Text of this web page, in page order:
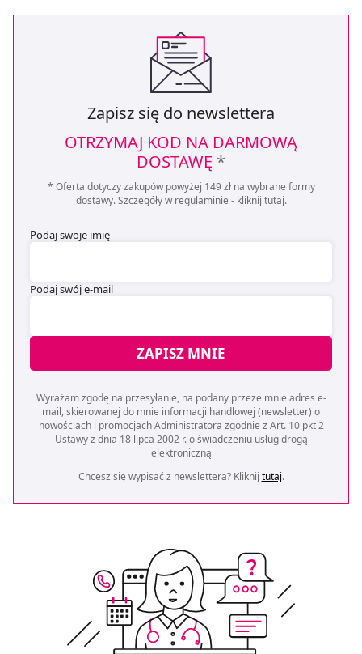
Zapisz się do newslettera
OTRZYMAJ KOD NA DARMOWĄ
DOSTAWĘ *
* Oferta dotyczy zakupów powyżej 149 zł na wybrane formy
dostawy. Szczegóły w regulaminie - kliknij tutaj.
Podaj swoje imię
Podaj swój e-mail
ZAPISZ MNIE
Wyrażam zgodę na przesyłanie, na podany przeze mnie adres e-
mail, skierowanej do mnie informacji handlowej (newsletter) o
nowościach i promocjach Administratora zgodnie z Art. 10 pkt 2
Ustawy z dnia 18 lipca 2002 r. o świadczeniu usług drogą
elektroniczną
Chcesz się wypisać z newslettera? Kliknij tutaj.